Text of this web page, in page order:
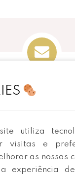
EMAIL
utiliza
visitas e
as nossas
experiência